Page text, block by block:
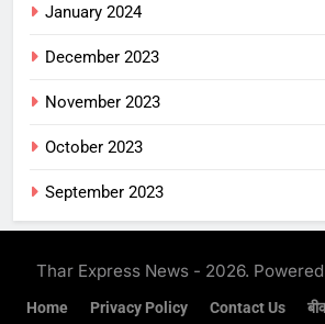
January 2024
December 2023
November 2023
October 2023
September 2023
Thar Express News - 2026.
Home Privacy Policy Contact Us